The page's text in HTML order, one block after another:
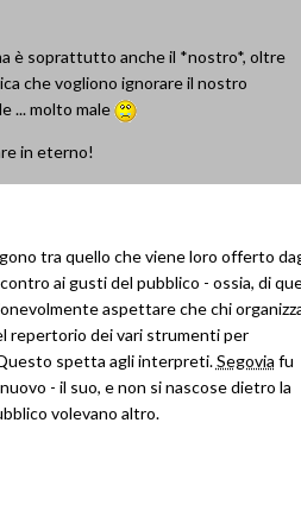
è soprattutto anche il *nostro*, oltre
che vogliono ignorare il nostro
... molto male
in eterno!
tra quello che viene loro offerto
ai gusti del pubblico - ossia, di
aspettare che chi
repertorio dei vari strumenti per
spetta agli interpreti.Segovia fu
- il suo, e non si nascose dietro la
volevano altro.